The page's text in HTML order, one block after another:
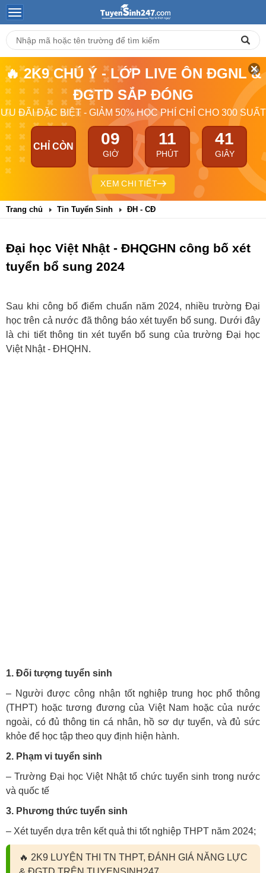
🔥 2K9 CHÚ Ý - LỚP LIVE ÔN ĐGNL &
ĐGTD SẮP ĐÓNG
ƯU ĐÃI ĐẶC BIỆT - GIẢM 50% HỌC PHÍ CHỈ CHO 300 SUẤT
CHỈ CÒN 09
GIỜ
11
PHÚT
41
GIÂY
XEM CHI TIẾT
Trang chủ Tin Tuyển Sinh ĐH - CĐ
Đại học Việt Nhật - ĐHQGHN công bố xét
tuyển bổ sung 2024
Sau khi công bố điểm chuẩn năm 2024, nhiều trường Đại
học trên cả nước đã thông báo xét tuyển bổ sung. Dưới đây
là chi tiết thông tin xét tuyển bổ sung của trường Đại học
Việt Nhật - ĐHQHN.
1. Đối tượng tuyển sinh
– Người được công nhận tốt nghiệp trung học phổ thông
(THPT) hoặc tương đương của Việt Nam hoặc của nước
ngoài, có đủ thông tin cá nhân, hồ sơ dự tuyển, và đủ sức
khỏe để học tập theo quy định hiện hành.
2. Phạm vi tuyển sinh
– Trường Đại học Việt Nhật tổ chức tuyển sinh trong nước
và quốc tế
3. Phương thức tuyển sinh
– Xét tuyển dựa trên kết quả thi tốt nghiệp THPT năm 2024;
🔥 2K9 LUYỆN THI TN THPT, ĐÁNH GIÁ NĂNG LỰC